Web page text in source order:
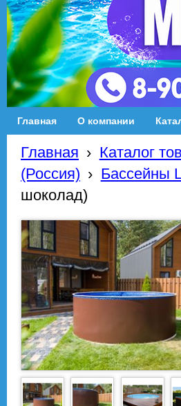
Главная О компании
Главная › Каталог
(Россия) › Бассейны
шоколад)